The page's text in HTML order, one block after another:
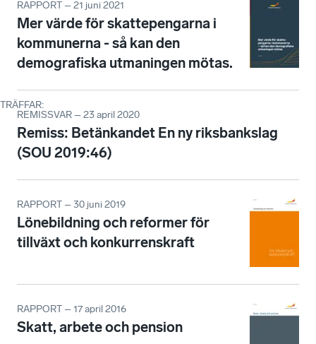
TRÄFFAR:
RAPPORT – 21 juni 2021
Mer värde för skattepengarna i
kommunerna - så kan den
demografiska utmaningen mötas.
REMISSVAR – 23 april 2020
Remiss: Betänkandet En ny riksbankslag
(SOU 2019:46)
RAPPORT – 30 juni 2019
Lönebildning och reformer för
tillväxt och konkurrenskraft
RAPPORT – 17 april 2016
Skatt, arbete och pension